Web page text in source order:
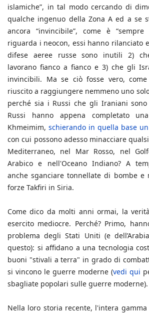
islamiche”, in tal modo cercando di
qualche ingenuo della Zona A ed a se
ancora “invincibile”, come è
riguarda i neocon, essi hanno rilanciato
difese aeree russe sono inutili 2)
lavorano fianco a fianco e 3) che gli
invincibili. Ma se ciò fosse vero,
riuscito a raggiungere nemmeno uno
perché sia i Russi che gli Iraniani
Russi hanno appena completato
Khmeimim, schierando in quella base
con cui possono adesso minacciare
Mediterraneo, nel Mar Rosso, nel
Arabico e nell'Oceano Indiano? A
anche sganciare tonnellate di bombe e
forze Takfiri in Siria.
Come dico da molti anni ormai, la
esercito mediocre. Perché? Primo,
problema degli Stati Uniti (e
questo): si affidano a una tecnologia
buoni "stivali a terra" in grado di
si vincono le guerre moderne (vedi qui
sbagliate popolari sulle guerre moderne).
Nella loro storia recente, l'intera gamma